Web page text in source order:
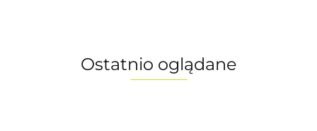
Ostatnio oglądane